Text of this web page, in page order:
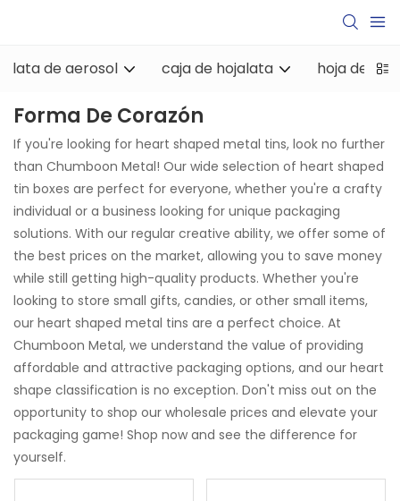
lata de aerosol caja de hojalata hoja de
Forma De Corazón
If you're looking for heart shaped metal tins, look no further
than Chumboon Metal! Our wide selection of heart shaped
tin boxes are perfect for everyone, whether you're a crafty
individual or a business looking for unique packaging
solutions. With our regular creative ability, we offer some of
the best prices on the market, allowing you to save money
while still getting high-quality products. Whether you're
looking to store small gifts, candies, or other small items,
our heart shaped metal tins are a perfect choice. At
Chumboon Metal, we understand the value of providing
affordable and attractive packaging options, and our heart
shape classification is no exception. Don't miss out on the
opportunity to shop our wholesale prices and elevate your
packaging game! Shop now and see the difference for
yourself.